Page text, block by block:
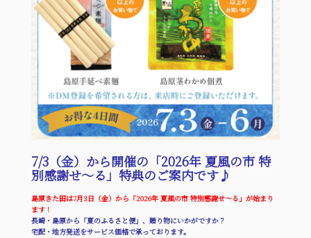
7/3（金）から開催の「2026年 夏風の市 特
別感謝せ～る」特典のご案内です♪
島原きた田は7月3日（金）から「2026年 夏風の市 特別感謝せ～る」が始まり
ます！
長崎・島原から「夏のふるさと便」、贈り物にいかがですか？
宅配・地方発送をサービス価格で承っております。